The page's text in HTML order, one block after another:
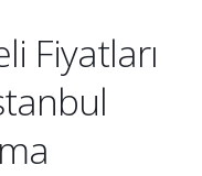
Fiyatları